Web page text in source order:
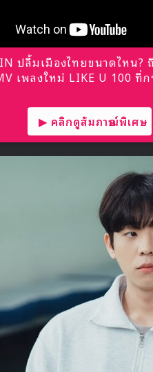
ปลื้มเมืองไทยขนาดไหน?
เพลงใหม่ LIKE U 100 ที่
▶ คลิกดูสัมภาษณ์พิเศษ